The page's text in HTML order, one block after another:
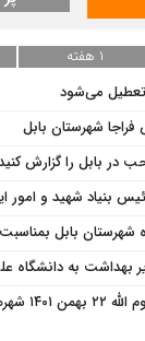
۱ هفته
تعطیل می‌شود
شهرستان بابل
بابل را ‌گزارش
بنیاد شهید و امور
شهرستان بابل
بهداشت به دانشگاه